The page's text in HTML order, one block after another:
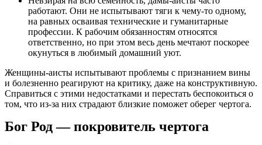
работают. Они не испытывают тяги к чему-то одному,
на равных осваивая технические и гуманитарные
профессии. К рабочим обязанностям относятся
ответственно, но при этом весь день мечтают поскорее
окунуться в любимый домашний уют.
Женщины-аисты испытывают проблемы с признанием вины
и болезненно реагируют на критику, даже на конструктивную.
Справиться с этими недостатками и перестать беспокоиться о
том, что из-за них страдают близкие поможет оберег чертога.
Бог Род — покровитель чертога